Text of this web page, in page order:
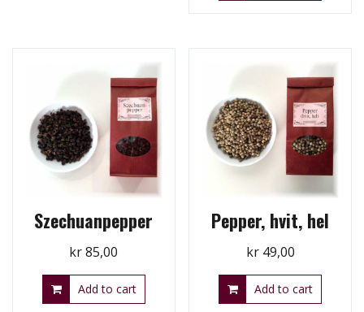
Szechuanpepper
kr85,00
Add to cart
Pepper, hvit, hel
kr49,00
Add to cart